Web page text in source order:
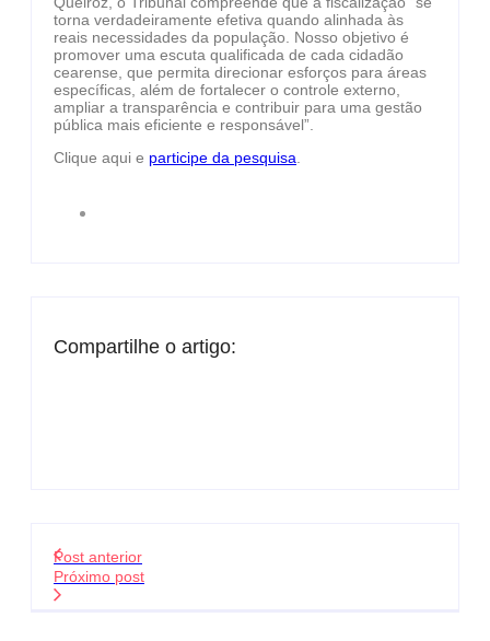
torna verdadeiramente efetiva quando alinhada às
reais necessidades da população. Nosso objetivo é
promover uma escuta qualificada de cada cidadão
cearense, que permita direcionar esforços para áreas
específicas, além de fortalecer o controle externo,
ampliar a transparência e contribuir para uma gestão
pública mais eficiente e responsável”.
Clique aqui e participe da pesquisa
Compartilhe o artigo:
Post anterior
Próximo post